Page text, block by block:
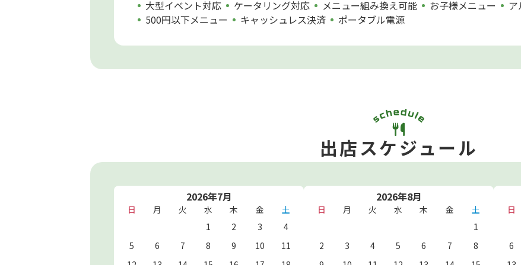
大型イベント対応 ケータリング対応 メニュー組み換え可能 お子様メニュー
ア
500円以下メニュー
キャッシュレス決済 ポータブル電源
出店スケジュール
2026年7月
日 月 火 水 木 金
土
1
2 3
4
5
6 7 8 9 10
11
2026年8月
日 月 火 水 木 金
土
1
2
3 4 5 6 7
8
日
6